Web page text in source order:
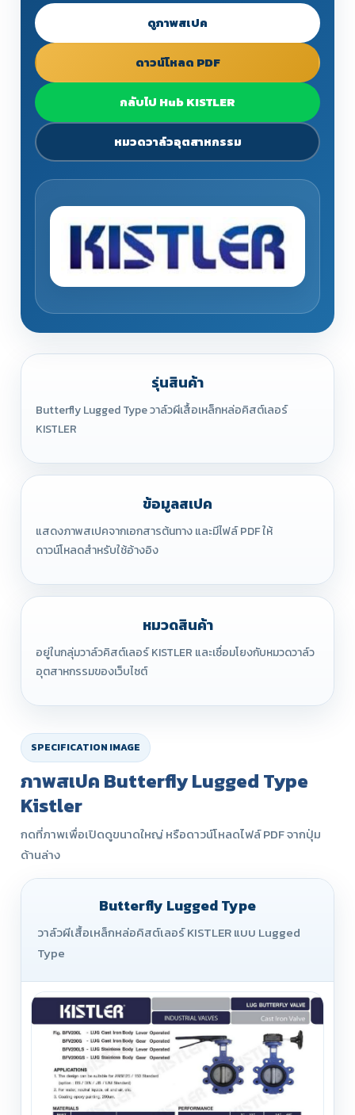
ดูภาพสเปค
ดาวน์โหลด PDF
กลับไป Hub KISTLER
หมวดวาล์วอุตสาหกรรม
รุ่นสินค้า
Butterfly Lugged Type วาล์วผีเสื้อเหล็กหล่อคิสต์เลอร์
KISTLER
ข้อมูลสเปค
แสดงภาพสเปคจากเอกสารต้นทาง และมีไฟล์ PDF ให้
ดาวน์โหลดสำหรับใช้อ้างอิง
หมวดสินค้า
อยู่ในกลุ่มวาล์วคิสต์เลอร์ KISTLER และเชื่อมโยงกับหมวดวาล์ว
อุตสาหกรรมของเว็บไซต์
SPECIFICATION IMAGE
ภาพสเปค Butterfly Lugged Type
Kistler
กดที่ภาพเพื่อเปิดดูขนาดใหญ่ หรือดาวน์โหลดไฟล์ PDF จากปุ่ม
ด้านล่าง
Butterfly Lugged Type
วาล์วผีเสื้อเหล็กหล่อคิสต์เลอร์ KISTLER แบบ Lugged
Type